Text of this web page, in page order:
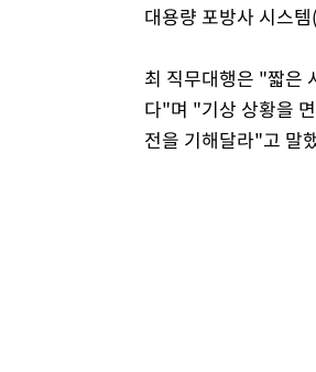
대용량 포방사 시스
최 직무대행은 "짧은
다"며 "기상 상황을
전을 기해달라"고 말